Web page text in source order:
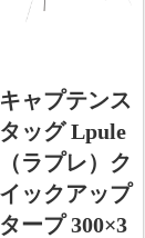
キャプテンス
タッグ Lpule
（ラプレ）ク
イックアップ
タープ 300×3